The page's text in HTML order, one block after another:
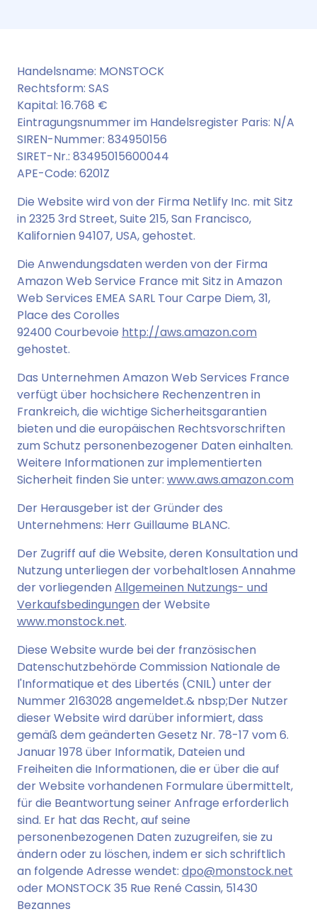
Handelsname: MONSTOCK
Rechtsform: SAS
Kapital: 16.768 €
Eintragungsnummer im Handelsregister Paris: N/A
SIREN-Nummer: 834950156
SIRET-Nr.: 83495015600044
APE-Code: 6201Z
Die Website wird von der Firma Netlify Inc. mit Sitz
in 2325 3rd Street, Suite 215, San Francisco,
Kalifornien 94107, USA, gehostet.
Die Anwendungsdaten werden von der Firma
Amazon Web Service France mit Sitz in Amazon
Web Services EMEA SARL Tour Carpe Diem, 31,
Place des Corolles
92400 Courbevoie http://aws.amazon.com
gehostet.
Das Unternehmen Amazon Web Services France
verfügt über hochsichere Rechenzentren in
Frankreich, die wichtige Sicherheitsgarantien
bieten und die europäischen Rechtsvorschriften
zum Schutz personenbezogener Daten einhalten.
Weitere Informationen zur implementierten
Sicherheit finden Sie unter: www.aws.amazon.com
Der Herausgeber ist der Gründer des
Unternehmens: Herr Guillaume BLANC.
Der Zugriff auf die Website, deren Konsultation und
Nutzung unterliegen der vorbehaltlosen Annahme
der vorliegendenAllgemeinen Nutzungs- und
Verkaufsbedingungender Website
www.monstock.net.
Diese Website wurde bei der französischen
Datenschutzbehörde Commission Nationale de
l'Informatique et des Libertés (CNIL) unter der
Nummer 2163028 angemeldet.& nbsp;Der Nutzer
dieser Website wird darüber informiert, dass
gemäß dem geänderten Gesetz Nr. 78-17 vom 6.
Januar 1978 über Informatik, Dateien und
Freiheiten die Informationen, die er über die auf
der Website vorhandenen Formulare übermittelt,
für die Beantwortung seiner Anfrage erforderlich
sind. Er hat das Recht, auf seine
personenbezogenen Daten zuzugreifen, sie zu
ändern oder zu löschen, indem er sich schriftlich
an folgende Adresse wendet: dpo@monstock.net
oder MONSTOCK 35 Rue René Cassin, 51430
Bezannes